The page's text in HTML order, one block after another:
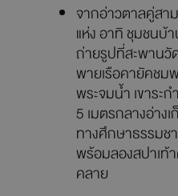
จากอ่าวตาลคู่สาม
แห่ง อาทิ ชุมชนบ้
ถ่ายรูปที่สะพานวั
พายเรือคายัคชม
พระจมน้ำ เขาระ
5 เมตรกลางอ่าง
ทางศึกษาธรรมช
พร้อมลองสปาเท้
คลาย